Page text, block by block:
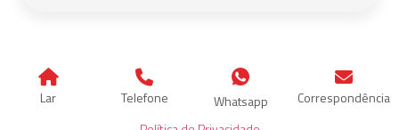
Lar Telefone Whatsapp
Correspondência